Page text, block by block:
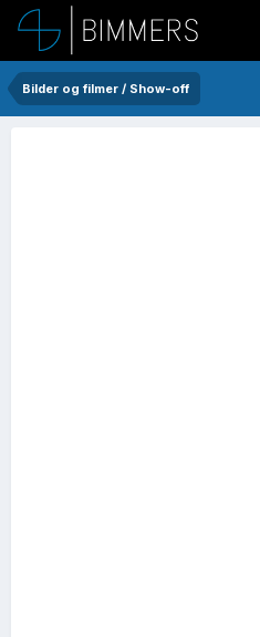
Bilder og filmer / Show-off